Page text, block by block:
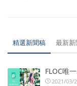
精選新聞稿 最新
FLOC唯
2021/03/